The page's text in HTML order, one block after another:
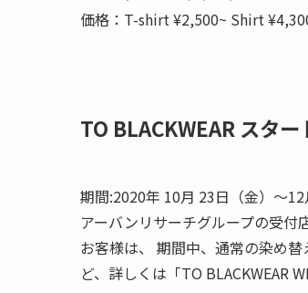
価格：T-shirt ¥2,500~ Shirt
TO BLACKWEAR スタ
期間:2020年 10月 23日（金）〜12
アーバンリサーチグループの受付
お客様は、 期間中、通常の染め
ど、詳しくは「TO BLACKWEAR